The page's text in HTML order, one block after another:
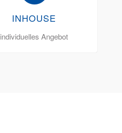
INHOUSE
individuelles Angebot